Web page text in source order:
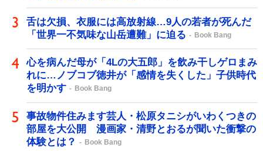
舌は欠損、衣服には高放射線…9人の若者が死んだ
「世界一不気味な山岳遭難」に迫る
Book Bang
心を病んだ母が「4Lの大五郎」を飲み干しゲロまみ
れに…ノブコブ徳井が「感情を失くした」子供時代
を明かす
Book Bang
事故物件住みます芸人・松原タニシがいわくつきの
部屋を大公開 漫画家・清野とおるが聞いた衝撃の
体験とは？
Book Bang